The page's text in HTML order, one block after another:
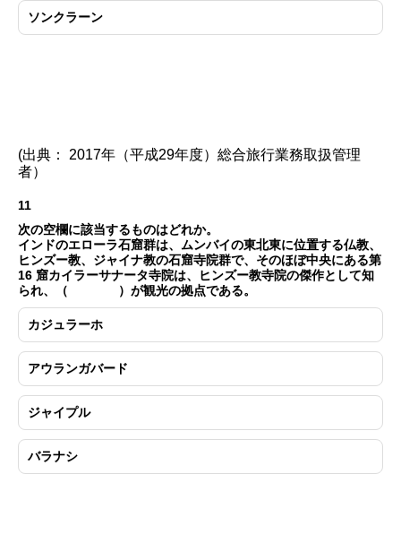
ソンクラーン
(出典： 2017年（平成29年度）総合旅行業務取扱管理
者）
11
次の空欄に該当するものはどれか。
インドのエローラ石窟群は、ムンバイの東北東に位置する仏教、
ヒンズー教、ジャイナ教の石窟寺院群で、そのほぼ中央にある第
16 窟カイラーサナータ寺院は、ヒンズー教寺院の傑作として知
られ、（ ）が観光の拠点である。
カジュラーホ
アウランガバード
ジャイプル
バラナシ